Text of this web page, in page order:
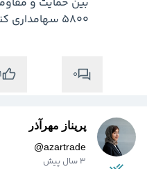
5800 سهامداری کنید
0
1
پریناز مهرآذر
@azartrade
3 سال پیش